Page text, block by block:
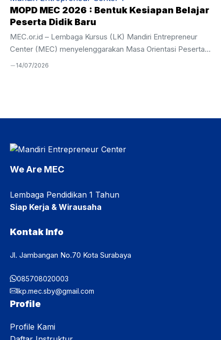
melakukan praktik penjualan secara nyata. Sebanyak 44
peserta dibagi ke dalam 10 kelompok, masing-masing
terdiri atas 4–5 orang. Mereka memperoleh tantangan
untuk keluar dari lingkungan ...
MOPD MEC 2026 : Bentuk Kesiapan Belajar
Peserta Didik Baru
MEC.or.id – Lembaga Kursus (LK) Mandiri Entrepreneur
Center (MEC) menyelenggarakan Masa Orientasi Peserta
Didik (MOPD) Tahun Akademik 2026–2027 pada 6–10 Juli
kehidupan belajar di MEC. Selain memperoleh informasi
14/07/2026
We Are MEC
Lembaga Pendidikan 1 Tahun
Siap Kerja & Wirausaha
Kontak Info
Jl. Jambangan No.70 Kota Surabaya
085708020003
lkp.mec.sby@gmail.com
Profile
Profile Kami